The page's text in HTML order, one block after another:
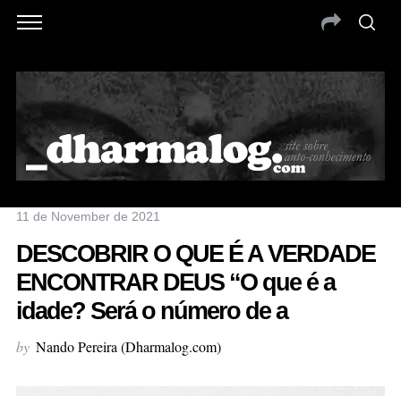
11 de November de 2021
DESCOBRIR O QUE É A VERDADE
ENCONTRAR DEUS “O que é a
idade? Será o número de a
by Nando Pereira (Dharmalog.com)